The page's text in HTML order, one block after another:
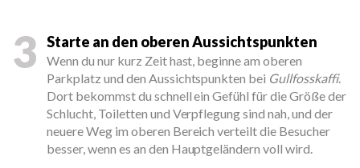
3 Starte an den oberen Aussichtspunkten
Wenn du nur kurz Zeit hast, beginne am oberen
Parkplatz und den Aussichtspunkten bei Gullfosskaffi.
Dort bekommst du schnell ein Gefühl für die Größe der
Schlucht, Toiletten und Verpflegung sind nah, und der
neuere Weg im oberen Bereich verteilt die Besucher
besser, wenn es an den Hauptgeländern voll wird.